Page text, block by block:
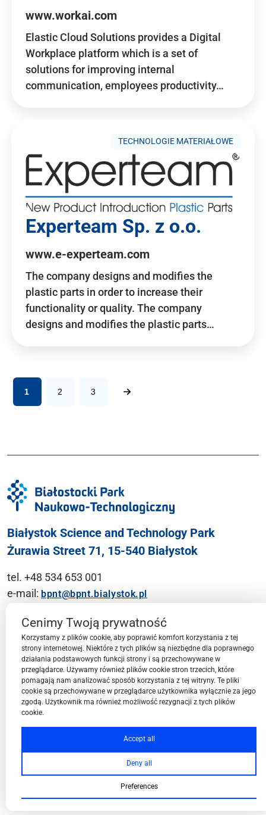
www.workai.com
Elastic Cloud Solutions provides a Digital
Workplace platform which is a set of
solutions for improving internal
communication, employees productivity…
TECHNOLOGIE MATERIAŁOWE
Experteam Sp. z o.o.
www.e-experteam.com
The company designs and modifies the
plastic parts in order to increase their
functionality or quality. The company
designs and modifies the plastic parts…
1 2 3
Białystok Science and Technology Park
Żurawia Street 71, 15-540 Białystok
tel. +48 534 653 001
e-mail: bpnt@bpnt.bialystok.pl
Contact
BPN-T Area
BPN-T Offer
Cenimy Twoją prywatność
Korzystamy z plików cookie, aby poprawić komfort korzystania z tej
strony internetowej. Niektóre z tych plików są niezbędne dla poprawnego
działania podstawowych funkcji strony i są przechowywane w
przeglądarce. Używamy również plików cookie stron trzecich, które
pomagają nam analizować sposób korzystania z tej witryny. Te pliki
cookie są przechowywane w przeglądarce użytkownika wyłącznie za jego
zgodą. Użytkownik ma również możliwość rezygnacji z tych plików
cookie.
Accept all
Deny all
Preferences